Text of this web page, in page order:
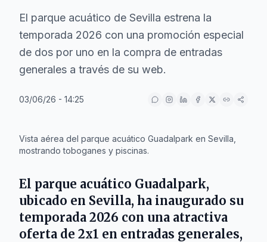
El parque acuático de Sevilla estrena la
temporada 2026 con una promoción especial
de dos por uno en la compra de entradas
generales a través de su web.
03/06/26 - 14:25
Vista aérea del parque acuático Guadalpark en Sevilla,
mostrando toboganes y piscinas.
El parque acuático Guadalpark,
ubicado en Sevilla, ha inaugurado su
temporada 2026 con una atractiva
oferta de 2x1 en entradas generales,